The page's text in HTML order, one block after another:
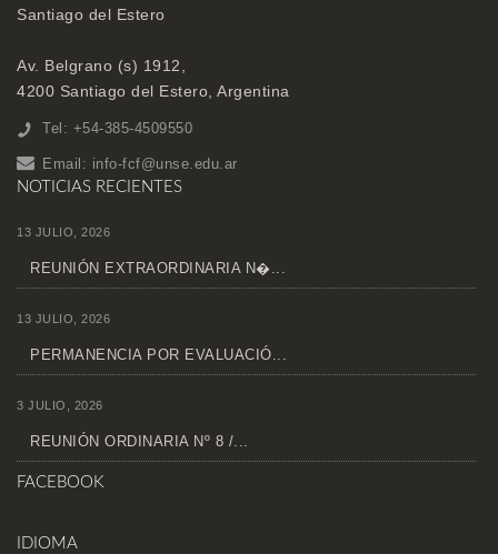
Santiago del Estero
Av. Belgrano (s) 1912,
4200 Santiago del Estero, Argentina
Tel: +54-385-4509550
Email: info-fcf@unse.edu.ar
NOTICIAS RECIENTES
13 JULIO, 2026
REUNIÓN EXTRAORDINARIA N�...
13 JULIO, 2026
PERMANENCIA POR EVALUACIÓ...
3 JULIO, 2026
REUNIÓN ORDINARIA Nº 8 /...
FACEBOOK
IDIOMA